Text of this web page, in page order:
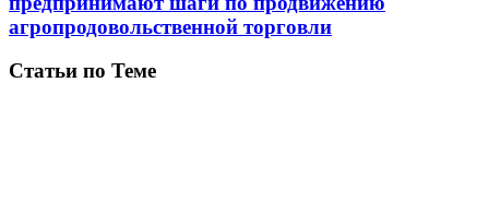
агропродовольственной торговли
Статьи по Теме